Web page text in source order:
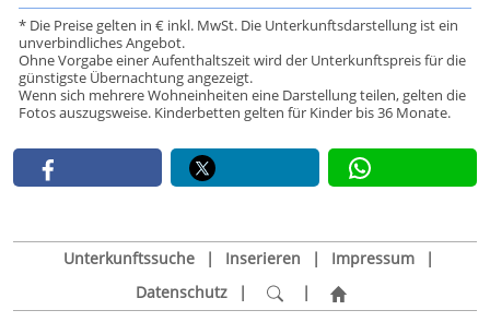
* Die Preise gelten in € inkl. MwSt. Die Unterkunftsdarstellung ist ein
unverbindliches Angebot.
Ohne Vorgabe einer Aufenthaltszeit wird der Unterkunftspreis für die
günstigste Übernachtung angezeigt.
Wenn sich mehrere Wohneinheiten eine Darstellung teilen, gelten die
Fotos auszugsweise. Kinderbetten gelten für Kinder bis 36 Monate.
Unterkunftssuche | Inserieren | Impressum
|
Datenschutz
| |